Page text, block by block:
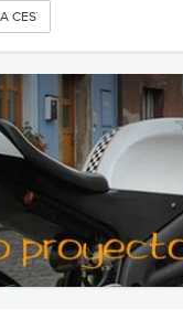
CESTA